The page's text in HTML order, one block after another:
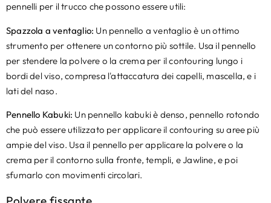
pennelli per il trucco che possono essere utili:
Spazzola a ventaglio: Un pennello a ventaglio è un ottimo
strumento per ottenere un contorno più sottile. Usa il pennello
per stendere la polvere o la crema per il contouring lungo i
bordi del viso, compresa l'attaccatura dei capelli, mascella, e i
lati del naso.
Pennello Kabuki: Un pennello kabuki è denso, pennello rotondo
che può essere utilizzato per applicare il contouring su aree più
ampie del viso. Usa il pennello per applicare la polvere o la
crema per il contorno sulla fronte, templi, e Jawline, e poi
sfumarlo con movimenti circolari.